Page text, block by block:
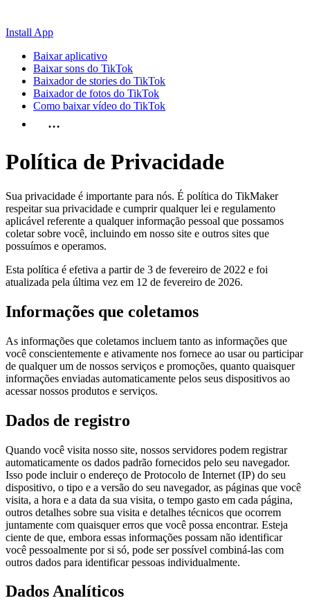
Install App
Baixar aplicativo
Baixar sons do TikTok
Baixador de stories do TikTok
Baixador de fotos do TikTok
Como baixar vídeo do TikTok
…
Política de Privacidade
Sua privacidade é importante para nós. É política do TikMaker
respeitar sua privacidade e cumprir qualquer lei e regulamento
aplicável referente a qualquer informação pessoal que possamos
coletar sobre você, incluindo em nosso site e outros sites que
possuímos e operamos.
Esta política é efetiva a partir de 3 de fevereiro de 2022 e foi
atualizada pela última vez em 12 de fevereiro de 2026.
Informações que coletamos
As informações que coletamos incluem tanto as informações que
você conscientemente e ativamente nos fornece ao usar ou participar
de qualquer um de nossos serviços e promoções, quanto quaisquer
informações enviadas automaticamente pelos seus dispositivos ao
acessar nossos produtos e serviços.
Dados de registro
Quando você visita nosso site, nossos servidores podem registrar
automaticamente os dados padrão fornecidos pelo seu navegador.
Isso pode incluir o endereço de Protocolo de Internet (IP) do seu
dispositivo, o tipo e a versão do seu navegador, as páginas que você
visita, a hora e a data da sua visita, o tempo gasto em cada página,
outros detalhes sobre sua visita e detalhes técnicos que ocorrem
juntamente com quaisquer erros que você possa encontrar. Esteja
ciente de que, embora essas informações possam não identificar
você pessoalmente por si só, pode ser possível combiná-las com
outros dados para identificar pessoas individualmente.
Dados Analíticos